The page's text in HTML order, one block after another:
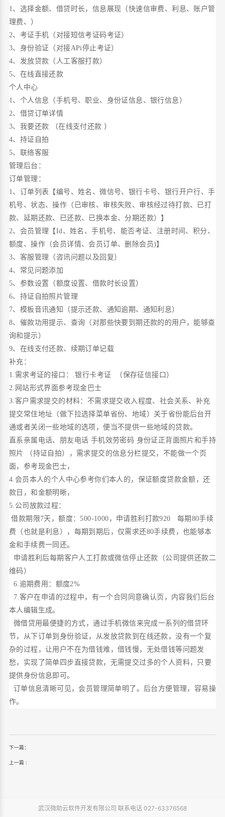
1、选择金额、借贷时长，信息展现（快速信审费、利息、账户管
理费、）
2、考证手机（对接短信考证码考证）
3、身份验证（对接APi停止考证）
4、发放贷款（人工客服打款）
5、在线直接还款
个人中心
1、个人信息（手机号、职业、身份证信息、银行信息）
2、借贷订单详情
3、我要还款 （在线支付还款 ）
4、持证自拍
5、联络客服
管理后台：
订单管理：
1、订单列表【编号、姓名、微信号、银行卡号、银行开户行、手
机号、状态、操作（已审核、审核失败、审核经过待打款、已打
款、延期还款、已还款、已换本金、分期还款）】
2、会员管理【Id、姓名、手机号、能否考证、注册时间、积分、
额度、操作（会员详情、会员订单、删除会员)】
3、客服管理（咨讯问题以及回复）
4、常见问题添加
5、参数设置（额度设置、借款时长设置）
6、持证自拍照片管理
7、模板音讯通知（提示还款、通知逾期、通知利息）
8、催款功用提示、查询（对那些快要到期还款的的用户，能够查
询和提示）
9、在线支付还款、续期订单记载
补充：
1.需求考证的接口：.银行卡考证
（保存征信接口）
2.网站形式界面参考现金巴士
3.客户需求提交的材料：不需求提交收入程度、社会关系、补充
提交常住地址（做下拉选择菜单省份、地域）关于省份能后台开
通或者关闭一些地域的选项，便当不提供一些地域的贷款。
直系亲属电话、朋友电话 手机效劳密码 身份证正背面照片和手持
照片 （持证自拍），需求提交的信息分栏提交，不能做一个页
面，参考现金巴士，
4.会员本人的个人中心参考你们本人的，保证额度贷款金额，还
款日，和金额明晰，
5.公司放款过程：
借款期限7天，额度：500-1000，申请胜利打款920 每期80手续
费（也就是利息），每期到期后，仅需求还80手续费，也能够本
金和手续费一同还。
申请胜利后每期客户人工打款或微信停止还款（公司提供还款二
维码）
6.逾期费用：额度2%
7.客户在申请的过程中，有一个合同同意确认页，内容我们后台
本人编辑生成。
微借贷用最便捷的方式，通过手机微信来完成一系列的借贷环
节，从下订单到身份验证，从发放贷款到在线还款，没有一个复
杂的过程，让用户不在为借钱难，借钱慢，无处借钱等问题发
愁，实现了简单四步直接贷款，无需提交过多的个人资料，只要
提供身份信息即可。
订单信息清晰可见，会员管理简单明了。后台方便管理，容易操
作。
下一篇：
上一篇 :
武汉微助云软件开发有限公司 联系电话 027-63376568